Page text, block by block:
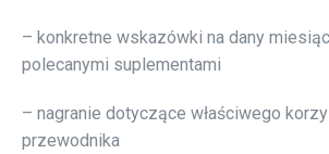
– konkretne wskazówki na dany
polecanymi suplementami
– nagranie dotyczące właściwego
przewodnika